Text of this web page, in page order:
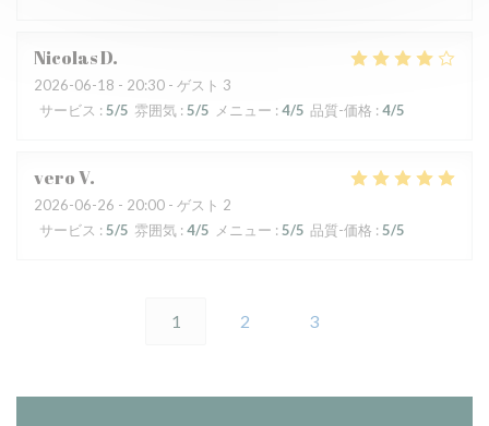
NicolasD
2026-06-18 - 20:30 - ゲスト 3
サービス : 5/5 雰囲気 : 5/5 メニュー : 4/5 品質-価格 : 4/5
veroV
2026-06-26 - 20:00 - ゲスト 2
サービス : 5/5 雰囲気 : 4/5 メニュー : 5/5 品質-価格 : 5/5
1 2 3